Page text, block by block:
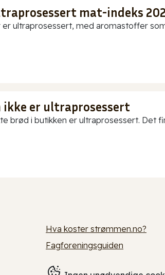
mat-indeks
ultraprosessert, med aromastoffer
ikke er ultraprosessert
brød i butikken er ultraprosessert. Det
Hva koster strømmen.no?
Fagforeningsguiden